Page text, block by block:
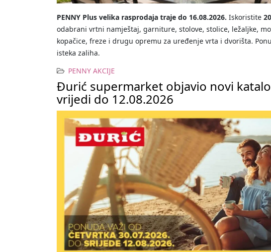
PENNY Plus velika rasprodaja traje do 16.08.2026. Iskoristite
odabrani vrtni namještaj, garniture, stolove, stolice, ležaljke,
kopačice, freze i drugu opremu za uređenje vrta i dvorišta.
isteka zaliha.
PENNY AKCIJE
Đurić supermarket objavio novi
vrijedi do 12.08.2026